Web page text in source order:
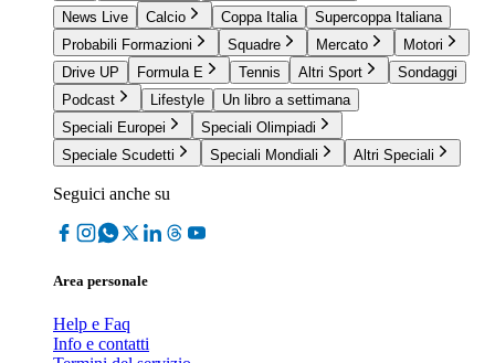
News Live
Calcio Coppa Italia
Supercoppa Italiana
Probabili Formazioni
Squadre Mercato
Motori
Drive UP
Formula E Tennis Altri Sport
Sondaggi
Podcast
Lifestyle
Un libro a settimana
Speciali Europei
Speciali Olimpiadi
Speciale Scudetti
Speciali Mondiali Altri Speciali
Seguici anche su
Area personale
Help e Faq
Info e contatti